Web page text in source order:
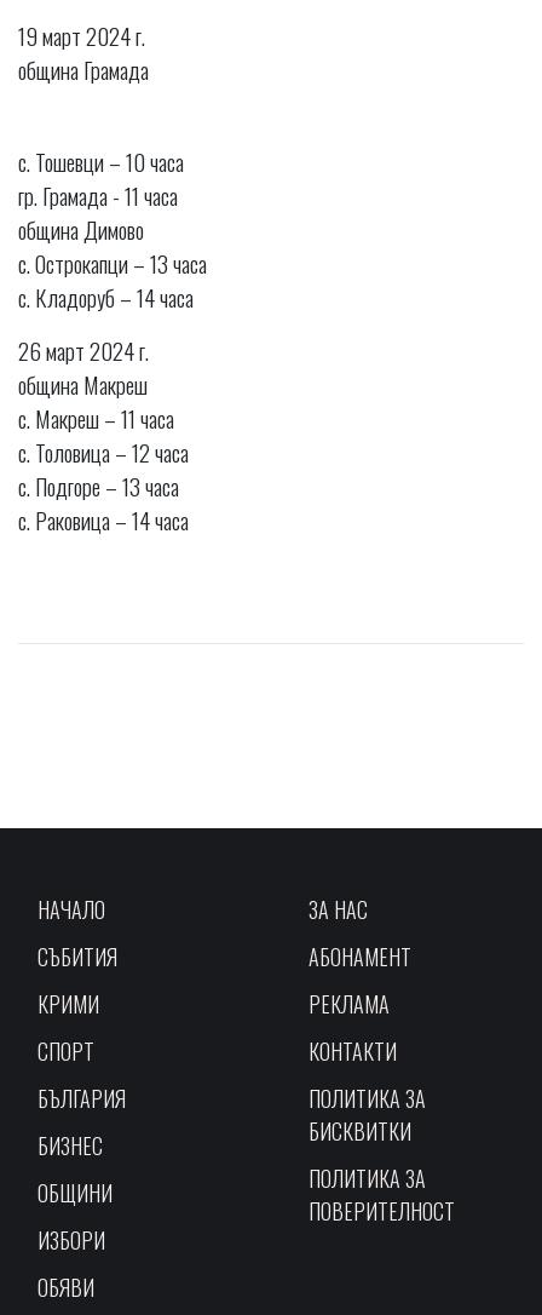
19 март 2024 г.
община Грамада
с. Тошевци – 10 часа
гр. Грамада - 11 часа
община Димово
с. Острокапци – 13 часа
с. Кладоруб – 14 часа
26 март 2024 г.
община Макреш
с. Макреш – 11 часа
с. Толовица – 12 часа
с. Подгоре – 13 часа
с. Раковица – 14 часа
НАЧАЛО
СЪБИТИЯ
КРИМИ
СПОРТ
БЪЛГАРИЯ
БИЗНЕС
ОБЩИНИ
ИЗБОРИ
ОБЯВИ
ЗА НАС
АБОНАМЕНТ
РЕКЛАМА
КОНТАКТИ
ПОЛИТИКА ЗА
БИСКВИТКИ
ПОЛИТИКА ЗА
ПОВЕРИТЕЛНОСТ